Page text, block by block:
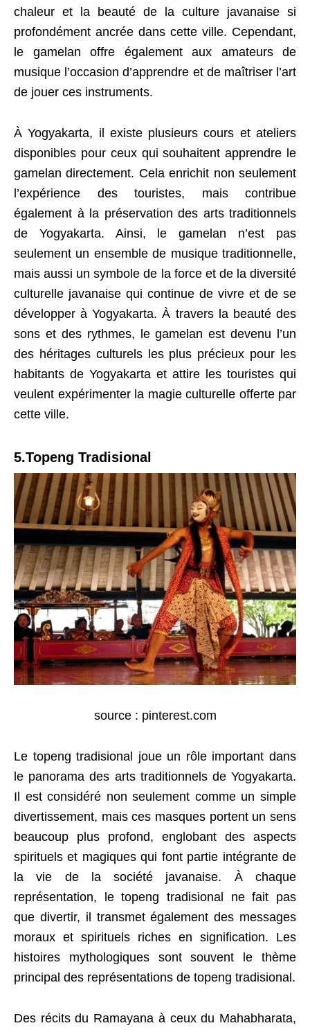
chaleur et la beauté de la culture javanaise si
profondément ancrée dans cette ville. Cependant,
le gamelan offre également aux amateurs de
musique l’occasion d’apprendre et de maîtriser l’art
de jouer ces instruments.
À Yogyakarta, il existe plusieurs cours et ateliers
disponibles pour ceux qui souhaitent apprendre le
gamelan directement. Cela enrichit non seulement
l’expérience des touristes, mais contribue
également à la préservation des arts traditionnels
de Yogyakarta. Ainsi, le gamelan n’est pas
seulement un ensemble de musique traditionnelle,
mais aussi un symbole de la force et de la diversité
culturelle javanaise qui continue de vivre et de se
développer à Yogyakarta. À travers la beauté des
sons et des rythmes, le gamelan est devenu l’un
des héritages culturels les plus précieux pour les
habitants de Yogyakarta et attire les touristes qui
veulent expérimenter la magie culturelle offerte par
cette ville.
5.Topeng Tradisional
source : pinterest.com
Le topeng tradisional joue un rôle important dans
le panorama des arts traditionnels de Yogyakarta.
Il est considéré non seulement comme un simple
divertissement, mais ces masques portent un sens
beaucoup plus profond, englobant des aspects
spirituels et magiques qui font partie intégrante de
la vie de la société javanaise. À chaque
représentation, le topeng tradisional ne fait pas
que divertir, il transmet également des messages
moraux et spirituels riches en signification. Les
histoires mythologiques sont souvent le thème
principal des représentations de topeng tradisional.
Des récits du Ramayana à ceux du Mahabharata,